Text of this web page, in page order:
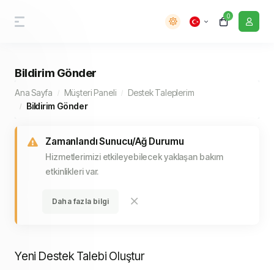
0
Bildirim Gönder
Ana Sayfa Müşteri Paneli
Destek Taleplerim
Bildirim Gönder
Zamanlandı Sunucu/Ağ Durumu
Hizmetlerimizi etkileyebilecek yaklaşan bakım
etkinlikleri var.
Daha fazla bilgi
Yeni Destek Talebi Oluştur